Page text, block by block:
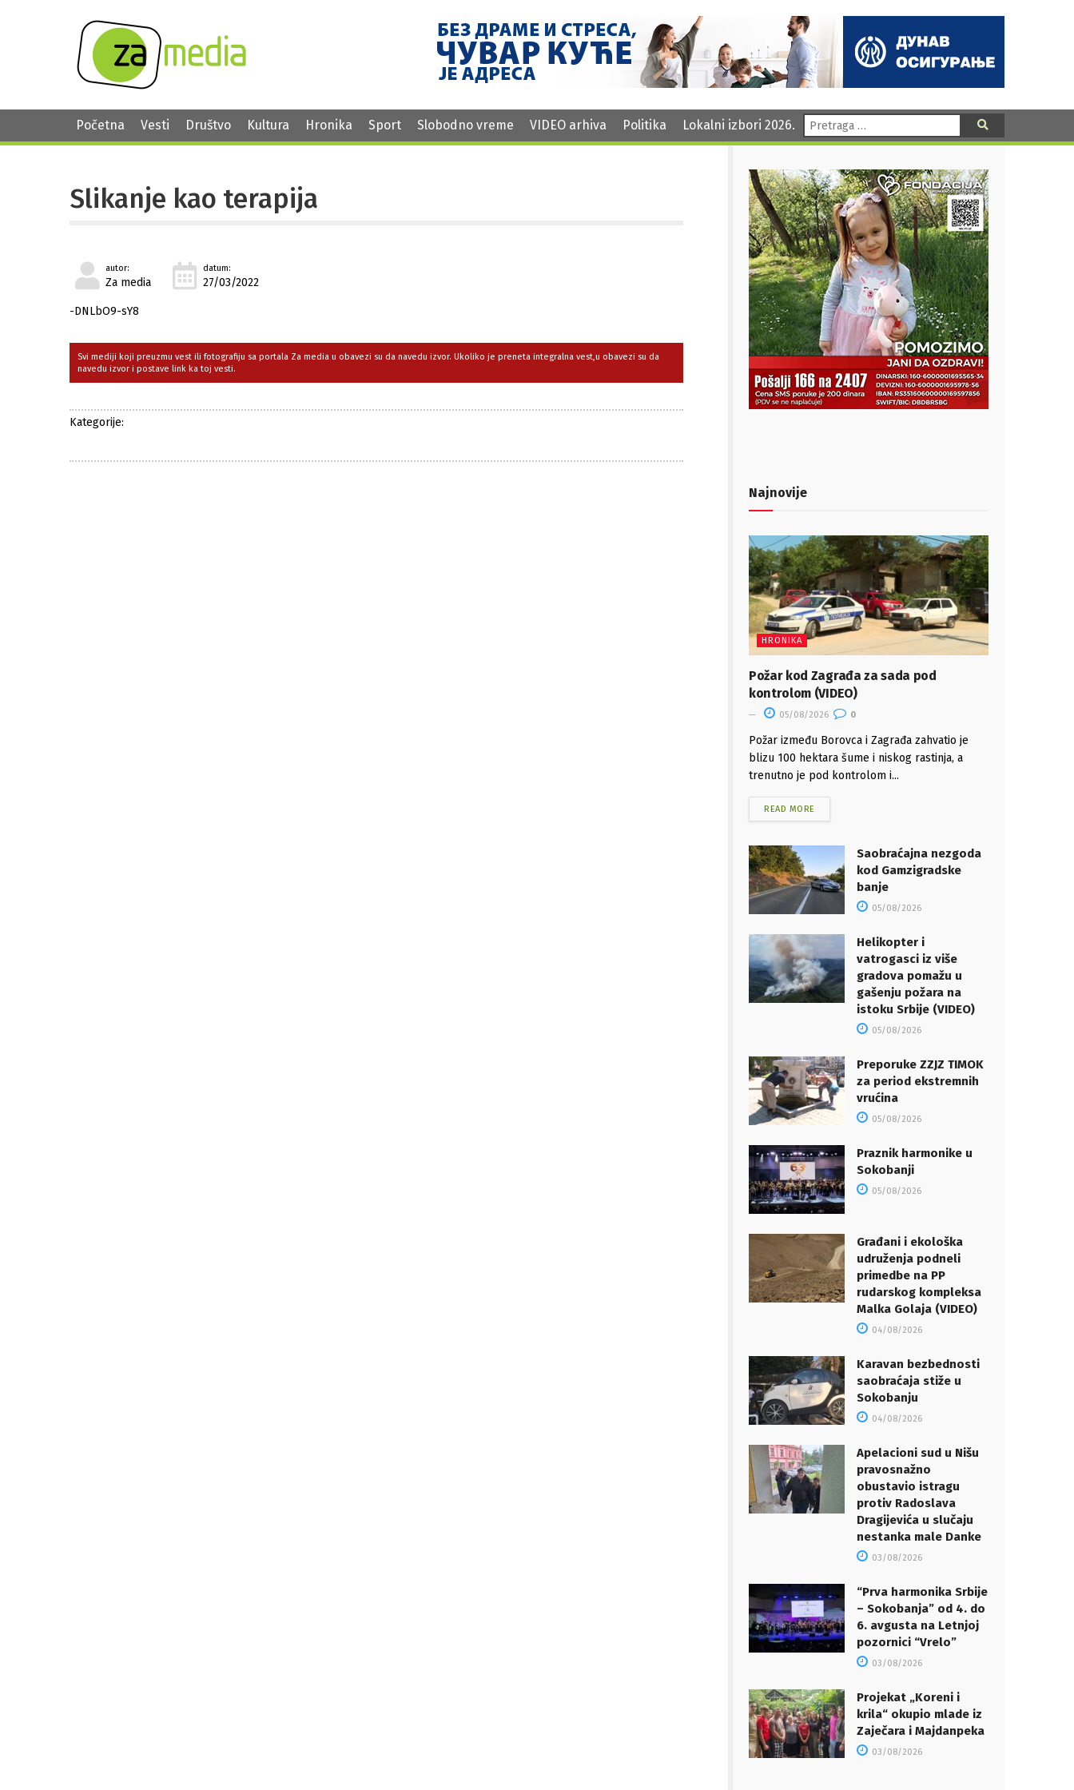
Početna Vesti Društvo Kultura Hronika Sport Slobodno vreme VIDEO arhiva Politika Lokalni izbori 2026. Pretraga:
Slikanje kao terapija
autor:
Za media
datum:
27/03/2022
-DNLbO9-sY8
Svi mediji koji preuzmu vest ili fotografiju sa portala Za media u obavezi su da navedu izvor. Ukoliko je preneta integralna vest,u obavezi su da
navedu izvor i postave link ka toj vesti.
Kategorije:
Najnovije
HRONIKA
Požar kod Zagrađa za sada pod
kontrolom (VIDEO)
05/08/2026 0
Požar između Borovca i Zagrađa zahvatio je
blizu 100 hektara šume i niskog rastinja, a
trenutno je pod kontrolom i...
READ MORE
Saobraćajna nezgoda
kod Gamzigradske
banje
05/08/2026
Helikopter i
vatrogasci iz više
gradova pomažu u
gašenju požara na
istoku Srbije (VIDEO)
05/08/2026
Preporuke ZZJZ TIMOK
za period ekstremnih
vrućina
05/08/2026
Praznik harmonike u
Sokobanji
05/08/2026
Građani i ekološka
udruženja podneli
primedbe na PP
rudarskog kompleksa
Malka Golaja (VIDEO)
04/08/2026
Karavan bezbednosti
saobraćaja stiže u
Sokobanju
04/08/2026
Apelacioni sud u Nišu
pravosnažno
obustavio istragu
protiv Radoslava
Dragijevića u slučaju
nestanka male Danke
03/08/2026
“Prva harmonika Srbije
– Sokobanja” od 4. do
6. avgusta na Letnjoj
pozornici “Vrelo”
03/08/2026
Projekat „Koreni i
krila“ okupio mlade iz
Zaječara i Majdanpeka
03/08/2026